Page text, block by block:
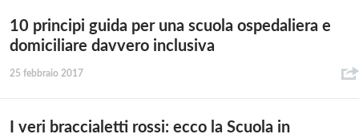
10 principi guida per una scuola ospedaliera e
domiciliare davvero inclusiva
25 febbraio 2017
I veri braccialetti rossi: ecco la Scuola in